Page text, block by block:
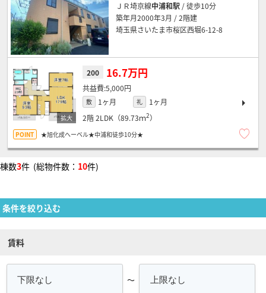
ＪＲ埼京線中浦和駅 / 徒歩10分
築年月2000年3月 / 2階建
埼玉県さいたま市桜区西堀6-12-8
200 16.7万円
5,000円
敷 1ヶ月 礼
1ヶ月
2階2LDK（89.73ｍ2）
★旭化成へーベル★中浦和徒歩10分★
棟数3件 (総物件数： 10件)
条件を絞り込む
賃料
～